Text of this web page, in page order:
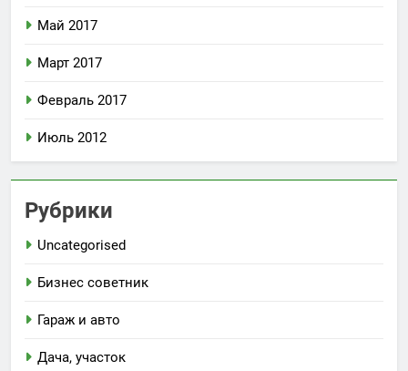
Май 2017
Март 2017
Февраль 2017
Июль 2012
Рубрики
Uncategorised
Бизнес советник
Гараж и авто
Дача, участок